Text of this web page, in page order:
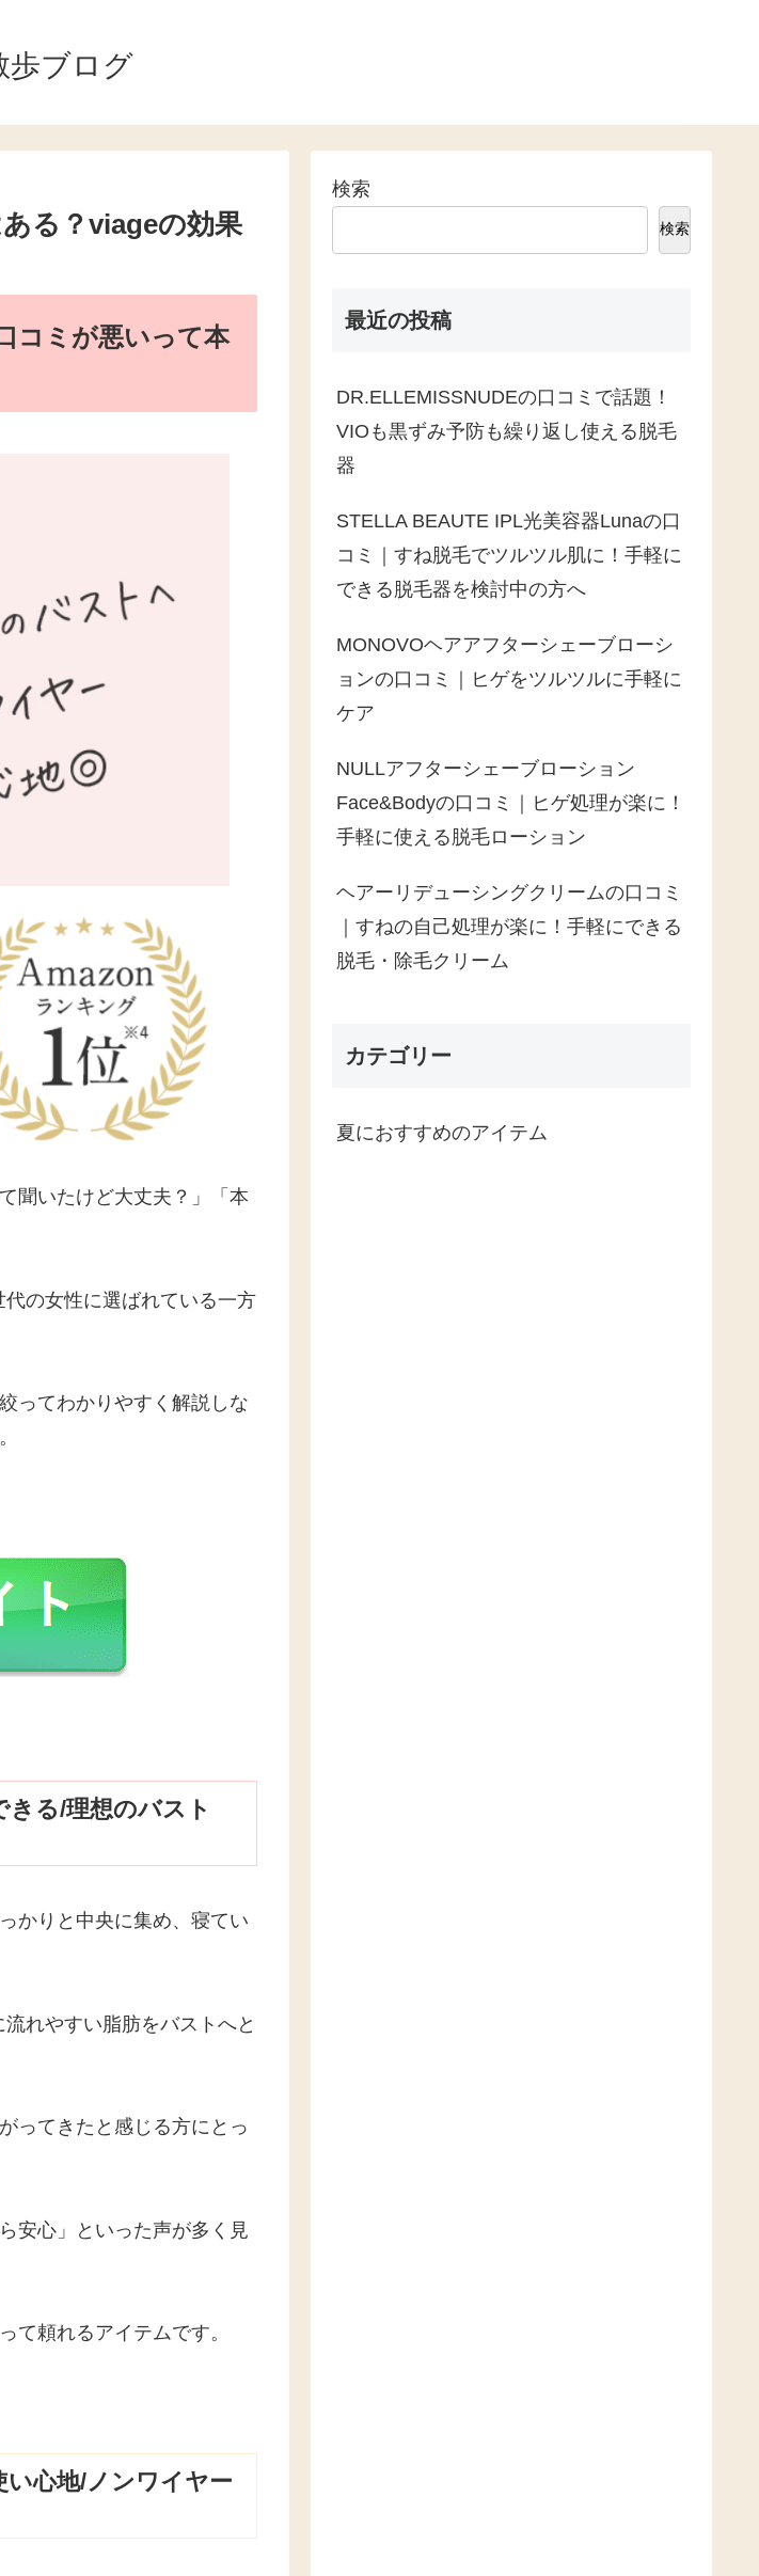
歩ブログ
る？viageの効果
コミが悪いって本
聞いたけど大丈夫？」「本
の女性に選ばれている一方
ってわかりやすく解説しな
る/理想のバスト
かりと中央に集め、寝てい
れやすい脂肪をバストへと
ってきたと感じる方にとっ
安心」といった声が多く見
て頼れるアイテムです。
心地/ノンワイヤー
検索
検索
最近の投稿
DR.ELLEMISSNUDEの口コミで話題！
VIOも黒ずみ予防も繰り返し使える脱毛
器
STELLA BEAUTE IPL光美容器Lunaの口
コミ｜すね脱毛でツルツル肌に！手軽に
できる脱毛器を検討中の方へ
MONOVOヘアアフターシェーブローシ
ョンの口コミ｜ヒゲをツルツルに手軽に
ケア
NULLアフターシェーブローション
Face&Bodyの口コミ｜ヒゲ処理が楽に！
手軽に使える脱毛ローション
ヘアーリデューシングクリームの口コミ
｜すねの自己処理が楽に！手軽にできる
脱毛・除毛クリーム
カテゴリー
夏におすすめのアイテム